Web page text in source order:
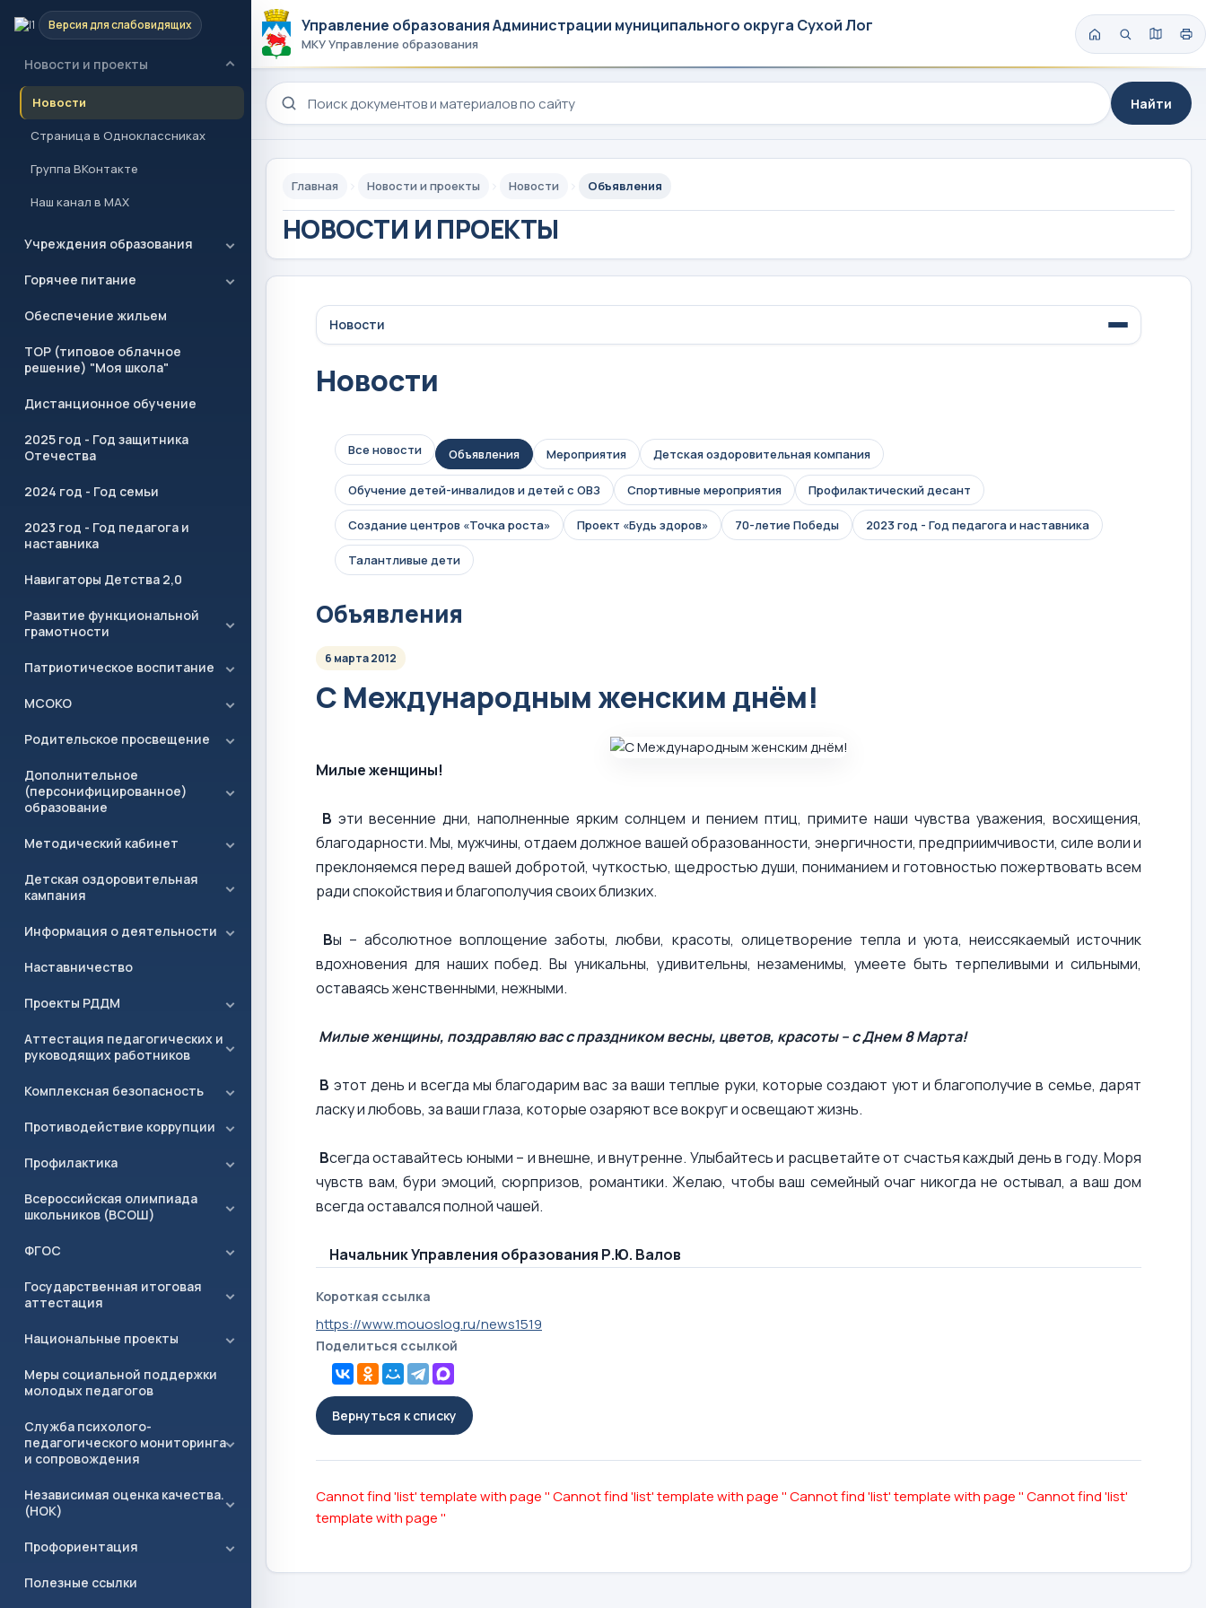
Версия для слабовидящих
Главная
Новости и проекты
Новости
Страница в Одноклассниках
Группа ВКонтакте
Наш канал в MAX
Учреждения образования
Горячее питание
Обеспечение жильем
ТОР (типовое облачное
решение) "Моя школа"
Дистанционное обучение
2025 год - Год защитника
Отечества
2024 год - Год семьи
2023 год - Год педагога и
наставника
Навигаторы Детства 2,0
Развитие функциональной
грамотности
Патриотическое воспитание
МСОКО
Родительское просвещение
Дополнительное
(персонифицированное)
образование
Методический кабинет
Детская оздоровительная
кампания
Информация о деятельности
Наставничество
Проекты РДДМ
Аттестация педагогических и
руководящих работников
Комплексная безопасность
Противодействие коррупции
Профилактика
Всероссийская олимпиада
школьников (ВСОШ)
ФГОС
Государственная итоговая
аттестация
Национальные проекты
Меры социальной поддержки
молодых педагогов
Служба психолого-
педагогического мониторинга
и сопровождения
Независимая оценка качества.
(НОК)
Профориентация
Полезные ссылки
Управление образования Администрации муниципального округа Сухой Лог
МКУ Управление образования
Поиск по сайту
Найти
Главная Новости и проекты Новости Объявления
НОВОСТИ И ПРОЕКТЫ
Новости
Новости
Все новости Объявления Мероприятия Детская оздоровительная компания
Обучение детей-инвалидов и детей с ОВЗ Спортивные мероприятия Профилактический десант
Создание центров «Точка роста» Проект «Будь здоров» 70-летие Победы 2023 год - Год педагога и наставника
Талантливые дети
Объявления
6 марта 2012
С Международным женским днём!
Милые женщины!
В эти весенние дни, наполненные ярким солнцем и пением птиц, примите наши чувства уважения, восхищения,
благодарности. Мы, мужчины, отдаем должное вашей образованности, энергичности, предприимчивости, силе воли и
преклоняемся перед вашей добротой, чуткостью, щедростью души, пониманием и готовностью пожертвовать всем
ради спокойствия и благополучия своих близких.
Вы – абсолютное воплощение заботы, любви, красоты, олицетворение тепла и уюта, неиссякаемый источник
вдохновения для наших побед. Вы уникальны, удивительны, незаменимы, умеете быть терпеливыми и сильными,
оставаясь женственными, нежными.
Милые женщины, поздравляю вас с праздником весны, цветов, красоты – с Днем 8 Марта!
В этот день и всегда мы благодарим вас за ваши теплые руки, которые создают уют и благополучие в семье, дарят
ласку и любовь, за ваши глаза, которые озаряют все вокруг и освещают жизнь.
Всегда оставайтесь юными – и внешне, и внутренне. Улыбайтесь и расцветайте от счастья каждый день в году. Моря
чувств вам, бури эмоций, сюрпризов, романтики. Желаю, чтобы ваш семейный очаг никогда не остывал, а ваш дом
всегда оставался полной чашей.
Начальник Управления образования Р.Ю. Валов
Короткая ссылка
https://www.mouoslog.ru/news1519
Поделиться ссылкой
Вернуться к списку
Cannot find 'list' template with page ''Cannot find 'list' template with page ''Cannot find 'list' template with page ''Cannot find 'list'
template with page ''